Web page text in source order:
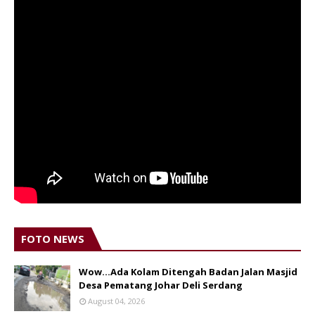
FOTO NEWS
Wow...Ada Kolam Ditengah Badan Jalan Masjid
Desa Pematang Johar Deli Serdang
August 04, 2026